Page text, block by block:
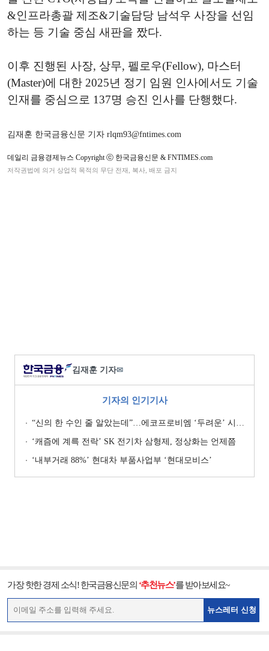
&인프라총괄 제조&기술담당 남석우 사장을 선임
하는 등 기술 중심 새판을 짰다.
이후 진행된 사장, 상무, 펠로우(Fellow), 마스터
(Master)에 대한 2025년 정기 임원 인사에서도 기술
인재를 중심으로 137명 승진 인사를 단행했다.
김재훈 한국금융신문 기자 rlqm93@fntimes.com
데일리 금융경제뉴스 Copyright ⓒ 한국금융신문 & FNTIMES.com
저작권법에 의거 상업적 목적의 무단 전재, 복사, 배포 금지
김재훈 기자✉
기자의 인기기사
“신의 한 수인 줄 알았는데”…에코프로비엠 ‘두려운’ 시나리오
‘캐즘에 계륵 전락’ SK 전기차 삼형제, 정상화는 언제쯤
‘내부거래 88%ʼ 현대차 부품사업부 ‘현대모비스ʼ
가장 핫한 경제 소식! 한국금융신문의 ‘추천뉴스’를 받아보세요~
뉴스레터 신청